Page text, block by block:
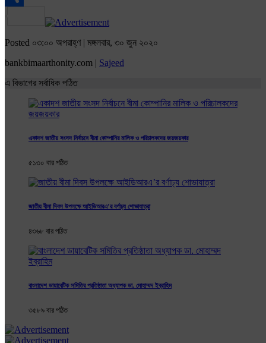
Share
Posted ০৩:০০ অপরাহ্ণ | মঙ্গলবার, ৩০ জুন ২০২০
bankbimaarthonity.com | Sajeed
এ বিভাগের সর্বাধিক পঠিত
একাদশ জাতীয় সংসদ নির্বাচনে বীমা কোম্পানির মালিক ও পরিচালকদের জয়জয়কার
৫১৩০ বার পঠিত
জাতীয় বীমা দিবস উপলক্ষে আইডিআরএ’র বর্ণাঢ্য শোভাযাত্রা
৪৩৬৮ বার পঠিত
বাংলাদেশ ডায়াবেটিক সমিতির প্রতিষ্ঠাতা অধ্যাপক ডা. মোহাম্মদ ইব্রাহিম
৩৫৮৯ বার পঠিত